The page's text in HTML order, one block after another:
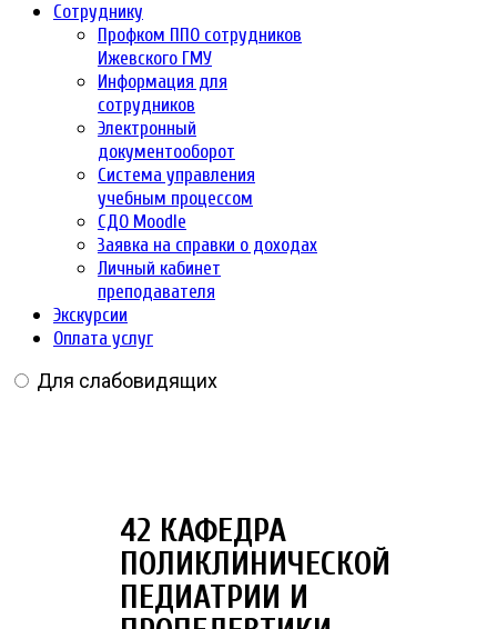
Сотруднику
Профком ППО сотрудников
Ижевского ГМУ
Информация для
сотрудников
Электронный
документооборот
Система управления
учебным процессом
СДО Moodle
Заявка на справки о доходах
Личный кабинет
преподавателя
Экскурсии
Оплата услуг
Для слабовидящих
42 КАФЕДРА
ПОЛИКЛИНИЧЕСКОЙ
ПЕДИАТРИИ И